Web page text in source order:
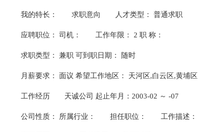
我的特长： 求职意向 人才类型： 普通求职
应聘职位： 司机： 工作年限： 2 职 称：
求职类型： 兼职 可到职日期： 随时
月薪要求： 面议 希望工作地区： 天河区,白云区,黄埔区
工作经历 天诚公司 起止年月：2003-02 ～ -07
公司性质： 所属行业： 担任职位： 工作描述：